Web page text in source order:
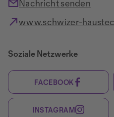
Nachricht senden
www.schwizer-
Soziale Netzwerke
FACEBOOK
INSTAGRAM